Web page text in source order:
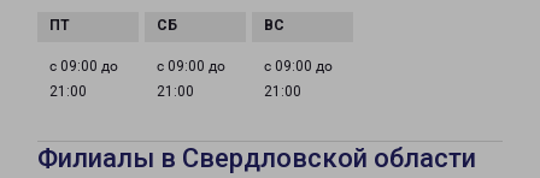
с 09:00 до
21:00
с 09:00 до
21:00
с 09:00 до
21:00
Филиалы в Свердловской области